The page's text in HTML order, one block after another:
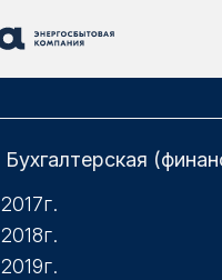
Бухгалтерская
2017г.
2018г.
2019г.